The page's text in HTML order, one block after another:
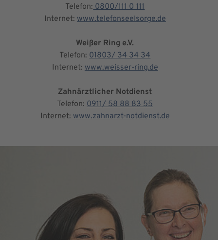
Telefon: 0800/111 0 111
Internet: www.telefonseelsorge.de
Weißer Ring e.V.
Telefon: 01803/ 34 34 34
Internet: www.weisser-ring.de
Zahnärztlicher Notdienst
Telefon: 0911/ 58 88 83 55
Internet: www.zahnarzt-notdienst.de